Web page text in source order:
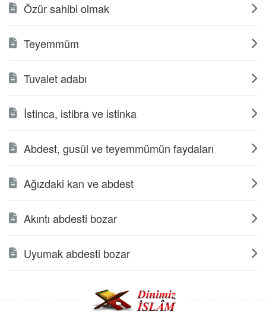
Özür sahibi olmak
Teyemmüm
Tuvalet adabı
İstinca, istibra ve istinka
Abdest, gusül ve teyemmümün faydaları
Ağızdaki kan ve abdest
Akıntı abdesti bozar
Uyumak abdesti bozar